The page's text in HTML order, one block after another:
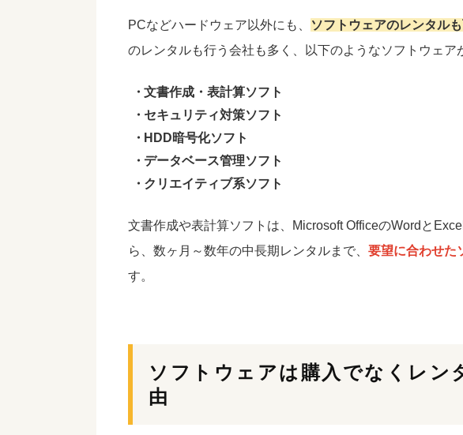
PCなどハードウェア以外にも、 ソフトウェアのレンタル
のレンタルも行う会社も多く、以下のようなソフトウェア
文書作成・表計算ソフト
セキュリティ対策ソフト
HDD暗号化ソフト
データベース管理ソフト
クリエイティブ系ソフト
文書作成や表計算ソフトは、Microsoft OfficeのWordと
ら、数ヶ月～数年の中長期レンタルまで、 要望に合わせた
す。
ソフトウェアは購入でなくレン
由